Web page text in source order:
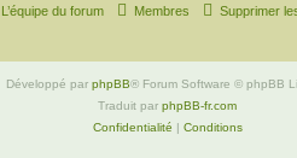
Supprimer
Membres
L’équipe du forum
Développé par phpBB® Forum Software © phpBB
Traduit par phpBB-fr.com
Confidentialité | Conditions